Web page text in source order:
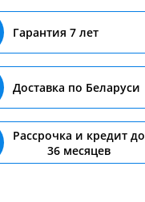
Гарантия 7 лет
Доставка по Беларуси
Рассрочка и кредит до
36 месяцев